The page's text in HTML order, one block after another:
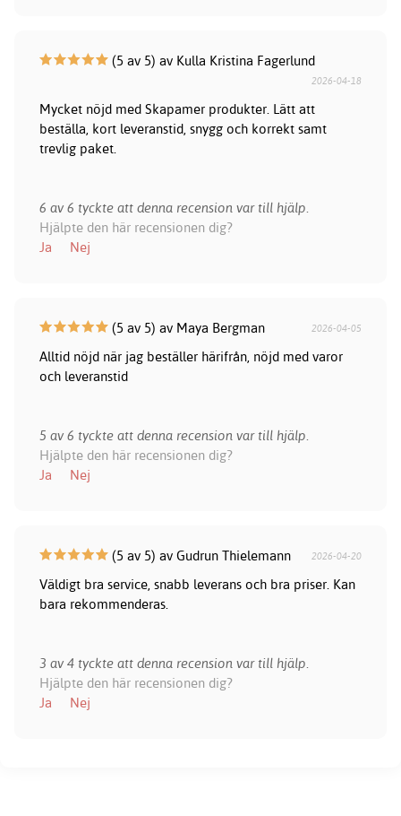
(5 av 5) av Kulla Kristina Fagerlund
2026-04-18
Mycket nöjd med Skapamer produkter. Lätt att
beställa, kort leveranstid, snygg och korrekt samt
trevlig paket.
6 av 6 tyckte att denna recension var till hjälp.
Hjälpte den här recensionen dig?
Ja
Nej
(5 av 5) av Maya Bergman 2026-04-05
Alltid nöjd när jag beställer härifrån, nöjd med varor
och leveranstid
5 av 6 tyckte att denna recension var till hjälp.
Hjälpte den här recensionen dig?
Ja
Nej
(5 av 5) av Gudrun Thielemann 2026-04-20
Väldigt bra service, snabb leverans och bra priser. Kan
bara rekommenderas.
3 av 4 tyckte att denna recension var till hjälp.
Hjälpte den här recensionen dig?
Ja
Nej